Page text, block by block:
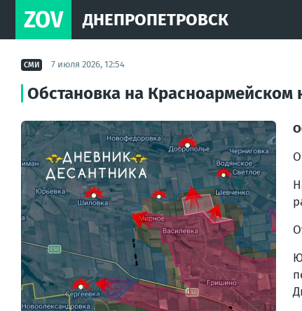
ZOV ДНЕПРОПЕТРОВСК
СМИ 7 июля 2026, 12:54
Обстановка на Красноармейском